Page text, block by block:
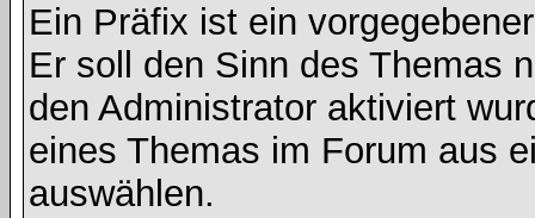
Ein Präfix ist ein
Er soll den Sinn des Themas
den Administrator aktiviert
eines Themas im Forum aus
auswählen.